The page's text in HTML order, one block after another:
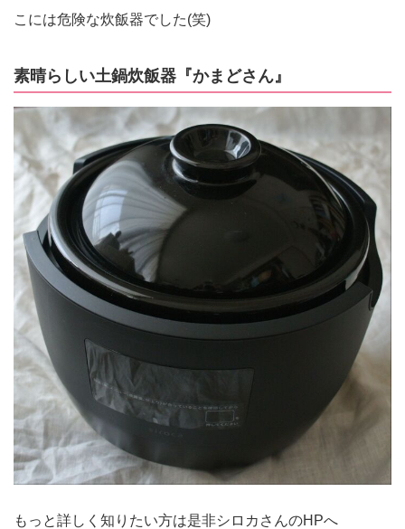
こには危険な炊飯器でした(笑)
素晴らしい土鍋炊飯器『かまどさん』
もっと詳しく知りたい方は是非シロカさんのHPへ